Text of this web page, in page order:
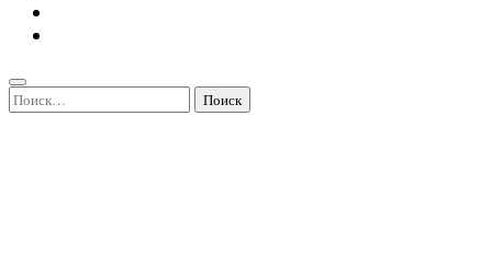
Найти: